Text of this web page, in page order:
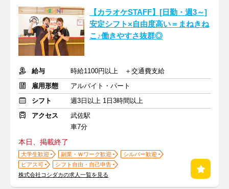
【カラオケSTAFF】[日勤・週3～]
安定シフト×自由度高い＝まねきね
こ♪働きやすさ抜群◎
給与
時給1100円以上 ＋交通費支給
雇用形態
アルバイト・パート
シフト
週3日以上 1日3時間以上
アクセス
武佐駅
車7分
本日、掲載終了
大学生歓迎 副業・Ｗワーク歓迎
シルバー歓迎
ピアス可
シフト自由・自己申告
株式会社コシダカの求人一覧を見る